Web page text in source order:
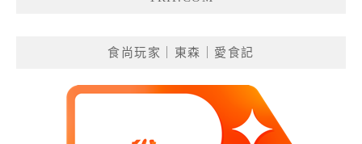
食尚玩家｜東森｜愛食記